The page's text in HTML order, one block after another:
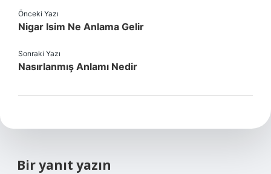
Önceki Yazı
Nigar Isim Ne Anlama Gelir
Sonraki Yazı
Nasırlanmış Anlamı Nedir
Bir yanıt yazın